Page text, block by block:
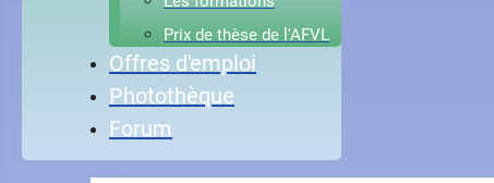
Prix de thèse de l'AFVL
Offres d'emploi
Photothèque
Forum